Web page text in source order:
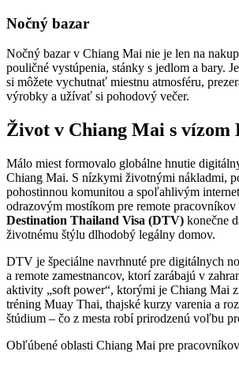
Nočný bazar
Nočný bazar v Chiang Mai nie je len na
pouličné vystúpenia, stánky s jedlom a bary.
si môžete vychutnať miestnu atmosféru,
výrobky a užívať si pohodový večer.
Život v Chiang Mai s vízom
Málo miest formovalo globálne hnutie
Chiang Mai. S nízkymi životnými nákladmi,
pohostinnou komunitou a spoľahlivým
odrazovým mostíkom pre remote pracovníkov
Destination Thailand Visa (DTV) konečne
životnému štýlu dlhodobý legálny domov.
DTV je špeciálne navrhnuté pre digitálnych
a remote zamestnancov, ktorí zarábajú v
aktivity „soft power“, ktorými je Chiang Mai
tréning Muay Thai, thajské kurzy varenia a
štúdium – čo z mesta robí prirodzenú voľbu
Obľúbené oblasti Chiang Mai pre